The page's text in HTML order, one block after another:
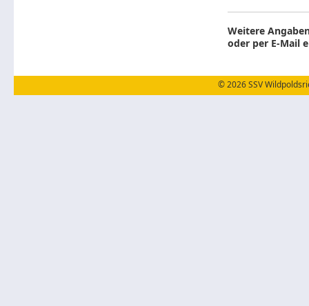
Weitere
oder per E-Mail
© 2026 SSV